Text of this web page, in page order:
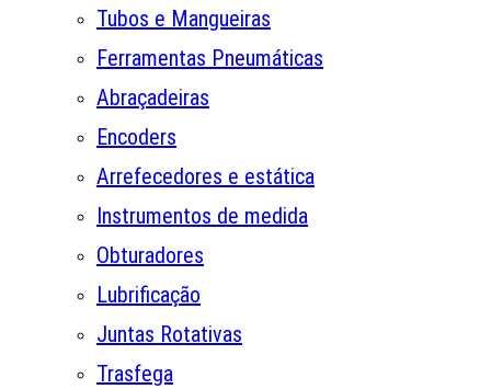
Tubos e Mangueiras
Ferramentas Pneumáticas
Abraçadeiras
Encoders
Arrefecedores e estática
Instrumentos de medida
Obturadores
Lubrificação
Juntas Rotativas
Trasfega